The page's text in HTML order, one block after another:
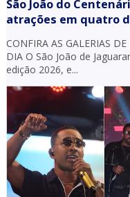
São João do
atrações em quatro
CONFIRA AS GALERIAS
DIA O São João de
edição 2026, e...